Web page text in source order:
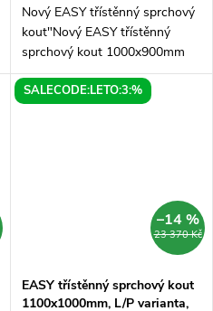
Nový EASY třístěnný sprchový
kout"Nový EASY třístěnný
sprchový kout 1000x900mm
přináší dokonalé spojení
praktičnosti a moderního
SALECODE:LETO:3:%
23 370 Kč
–14 %
EASY třístěnný sprchový kout
1100x1000mm, L/P varianta,